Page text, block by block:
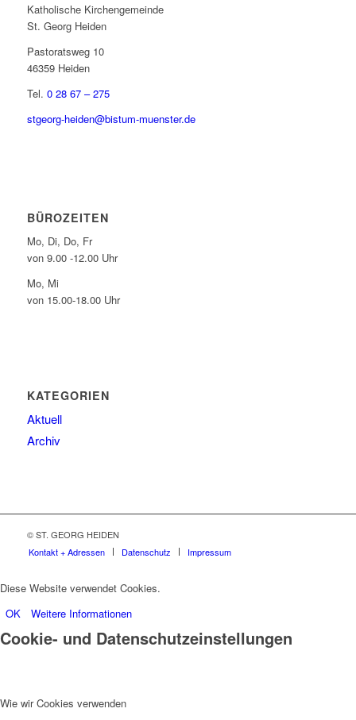
Katholische Kirchengemeinde
St. Georg Heiden
Pastoratsweg 10
46359 Heiden
Tel. 0 28 67 – 275
stgeorg-heiden@bistum-muenster.de
BÜROZEITEN
Mo, Di, Do, Fr
von 9.00 -12.00 Uhr
Mo, Mi
von 15.00-18.00 Uhr
KATEGORIEN
Aktuell
Archiv
© ST. GEORG HEIDEN
Kontakt + Adressen
Datenschutz Impressum
Diese Website verwendet Cookies.
OK
Weitere Informationen
Cookie- und Datenschutzeinstellungen
Wie wir Cookies verwenden